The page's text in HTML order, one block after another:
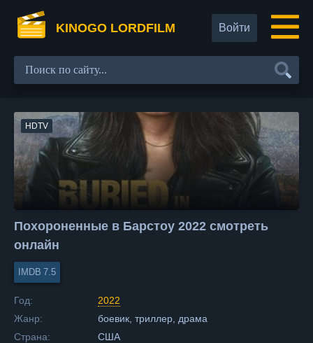
KINOGO LORDFILM Войти
HDTV
Похороненные в Барстоу 2022 смотреть
онлайн
7.5
Год:
2022
Жанр:
боевик, триллер, драма
Страна:
США